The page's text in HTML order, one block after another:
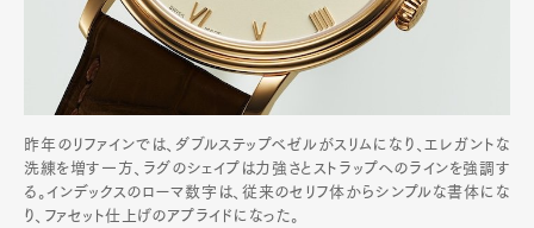
昨年のリファインでは、ダブルステップベゼルがスリムになり、エレガントな
洗練を増す一方、ラグのシェイプは力強さとストラップへのラインを強調す
る。インデックスのローマ数字は、従来のセリフ体からシンプルな書体にな
り、ファセット仕上げのアプライドになった。